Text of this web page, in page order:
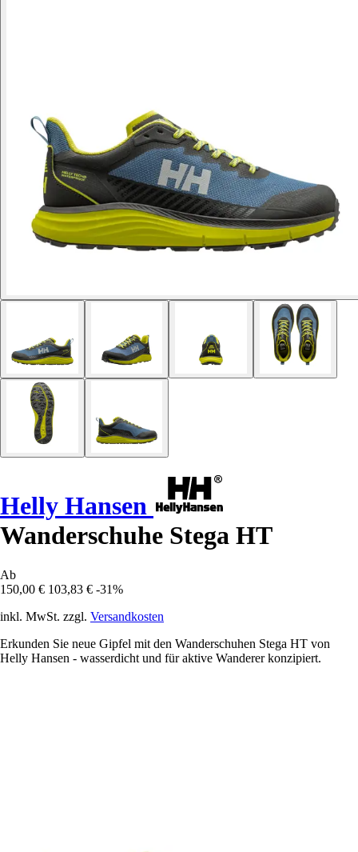
Helly Hansen
Wanderschuhe Stega HT
Ab
150,00 € 103,83 € -31%
inkl. MwSt. zzgl. Versandkosten
Erkunden Sie neue Gipfel mit den Wanderschuhen Stega HT von
Helly Hansen - wasserdicht und für aktive Wanderer konzipiert.